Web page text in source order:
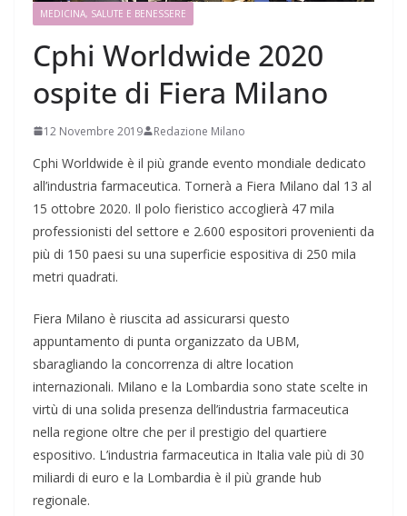
MEDICINA, SALUTE E BENESSERE
Cphi Worldwide 2020
ospite di Fiera Milano
12 Novembre 2019 Redazione Milano
Cphi Worldwide è il più grande evento mondiale dedicato
all’industria farmaceutica. Tornerà a Fiera Milano dal 13 al
15 ottobre 2020. Il polo fieristico accoglierà 47 mila
professionisti del settore e 2.600 espositori provenienti da
più di 150 paesi su una superficie espositiva di 250 mila
metri quadrati.
Fiera Milano è riuscita ad assicurarsi questo
appuntamento di punta organizzato da UBM,
sbaragliando la concorrenza di altre location
internazionali. Milano e la Lombardia sono state scelte in
virtù di una solida presenza dell’industria farmaceutica
nella regione oltre che per il prestigio del quartiere
espositivo. L’industria farmaceutica in Italia vale più di 30
miliardi di euro e la Lombardia è il più grande hub
regionale.